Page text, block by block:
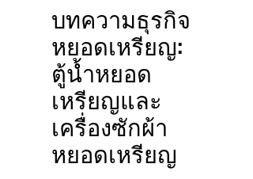
บทความธุรกิจ
หยอดเหรียญ:
ตู้น้ำหยอด
เหรียญและ
เครื่องซักผ้า
หยอดเหรียญ